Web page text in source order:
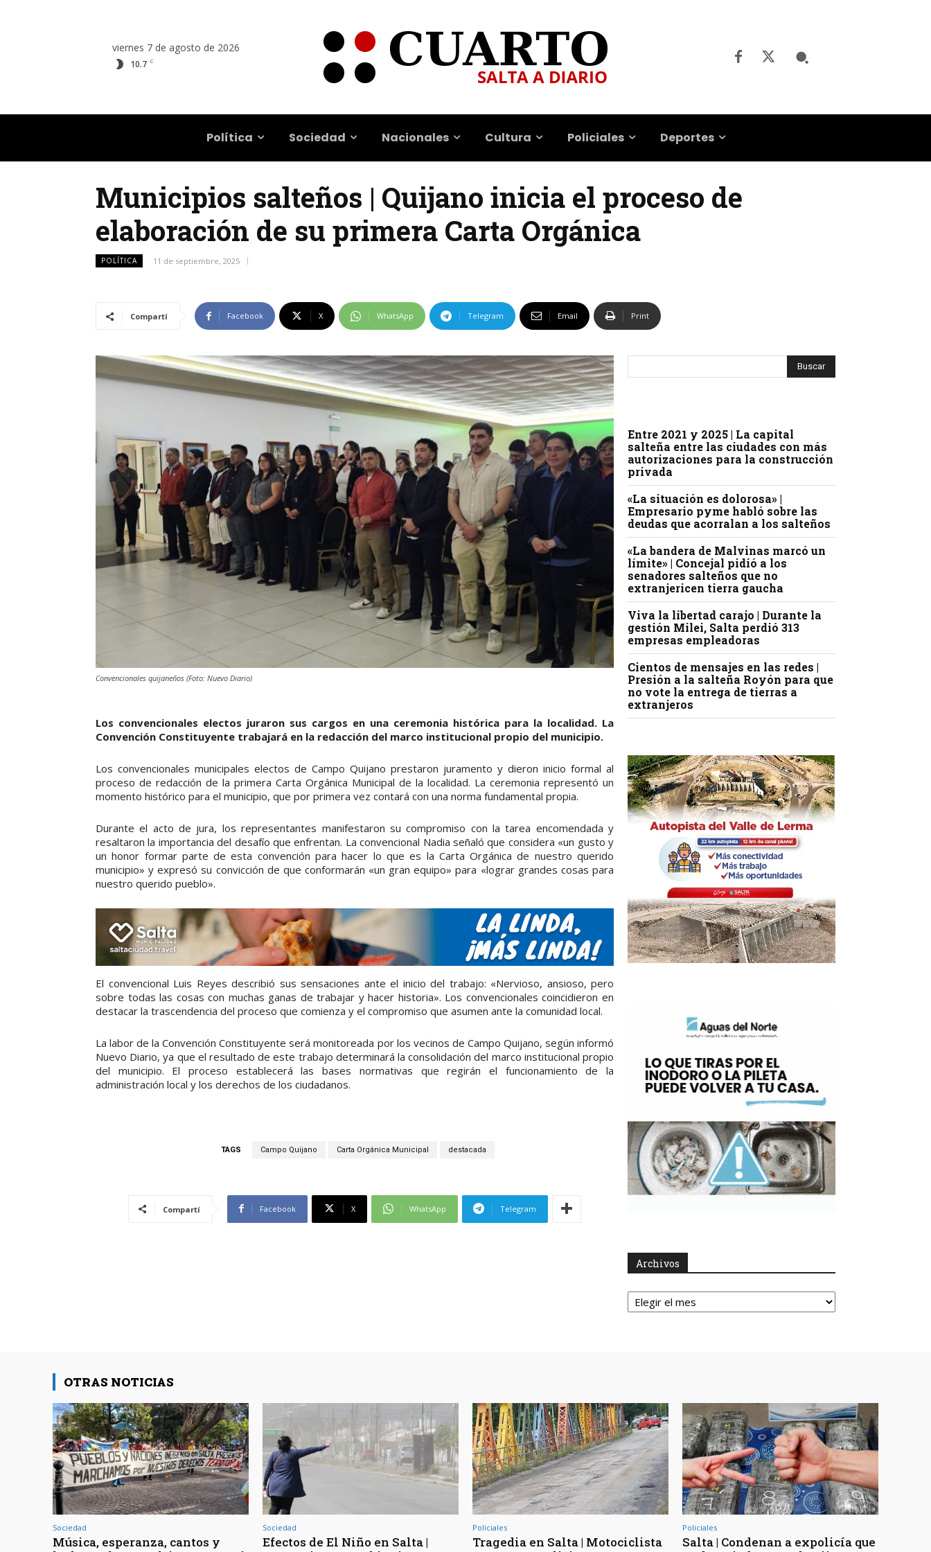
viernes 7 de agosto de 2026
10.7 C
Política Sociedad Nacionales Cultura Policiales Deportes
Municipios salteños | Quijano inicia el proceso de
elaboración de su primera Carta Orgánica
POLÍTICA 11 de septiembre, 2025
Compartí Facebook X WhatsApp Telegram Email Print
Convencionales quijaneños (Foto: Nuevo Diario)
Los convencionales electos juraron sus cargos en una ceremonia histórica para la localidad. La
Convención Constituyente trabajará en la redacción del marco institucional propio del municipio.
Los convencionales municipales electos de Campo Quijano prestaron juramento y dieron inicio formal al
proceso de redacción de la primera Carta Orgánica Municipal de la localidad. La ceremonia representó un
momento histórico para el municipio, que por primera vez contará con una norma fundamental propia.
Durante el acto de jura, los representantes manifestaron su compromiso con la tarea encomendada y
resaltaron la importancia del desafío que enfrentan. La convencional Nadia señaló que considera «un gusto y
un honor formar parte de esta convención para hacer lo que es la Carta Orgánica de nuestro querido
municipio» y expresó su convicción de que conformarán «un gran equipo» para «lograr grandes cosas para
nuestro querido pueblo».
El convencional Luis Reyes describió sus sensaciones ante el inicio del trabajo: «Nervioso, ansioso, pero
sobre todas las cosas con muchas ganas de trabajar y hacer historia». Los convencionales coincidieron en
destacar la trascendencia del proceso que comienza y el compromiso que asumen ante la comunidad local.
La labor de la Convención Constituyente será monitoreada por los vecinos de Campo Quijano, según informó
Nuevo Diario, ya que el resultado de este trabajo determinará la consolidación del marco institucional propio
del municipio. El proceso establecerá las bases normativas que regirán el funcionamiento de la
administración local y los derechos de los ciudadanos.
TAGS Campo Quijano Carta Orgánica Municipal destacada
Compartí Facebook X WhatsApp Telegram
Entre 2021 y 2025 | La capital
salteña entre las ciudades con más
autorizaciones para la construcción
privada
«La situación es dolorosa» |
Empresario pyme habló sobre las
deudas que acorralan a los salteños
«La bandera de Malvinas marcó un
límite» | Concejal pidió a los
senadores salteños que no
extranjericen tierra gaucha
Viva la libertad carajo | Durante la
gestión Milei, Salta perdió 313
empresas empleadoras
Cientos de mensajes en las redes |
Presión a la salteña Royón para que
no vote la entrega de tierras a
extranjeros
Archivos
Archivos
OTRAS NOTICIAS
Sociedad
Música, esperanza, cantos y
Sociedad
Efectos de El Niño en Salta |
Policiales
Tragedia en Salta | Motociclista
Policiales
Salta | Condenan a expolicía que